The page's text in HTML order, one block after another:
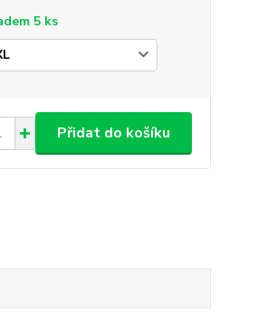
5 ks
Přidat do košíku